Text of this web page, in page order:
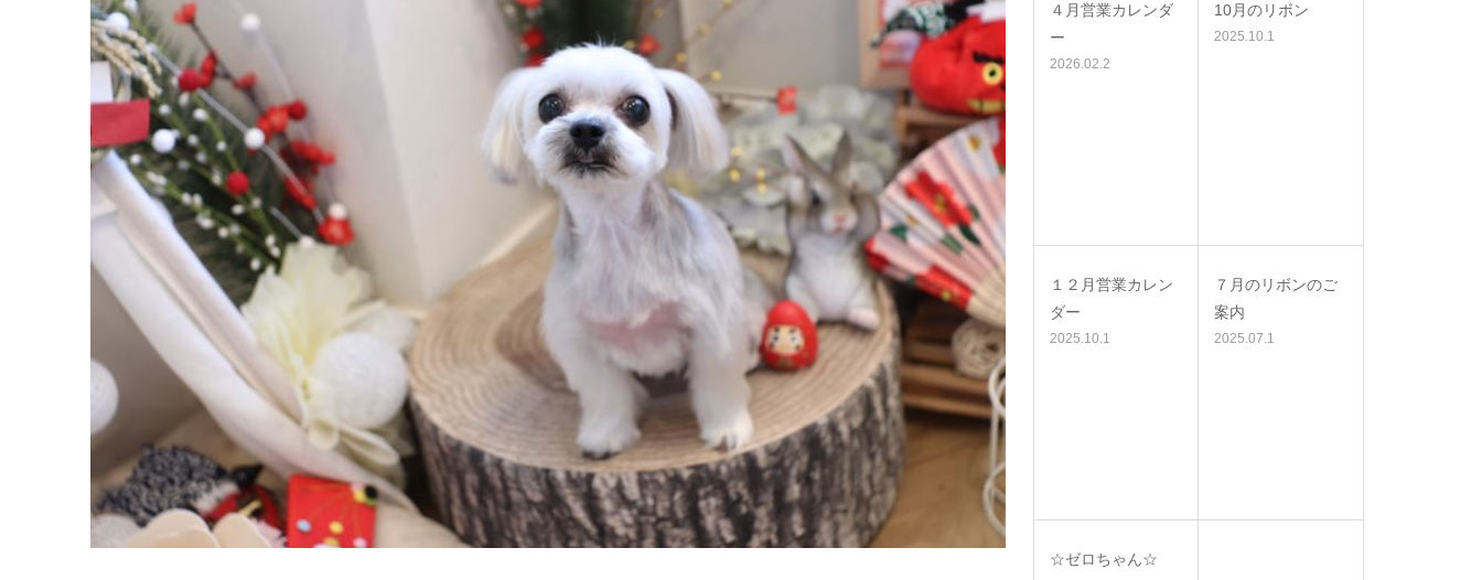
４月営業カレンダ
ー
2026.02.2
10月のリボン
2025.10.1
１２月営業カレン
ダー
2025.10.1
７月のリボンのご
案内
2025.07.1
☆ゼロちゃん☆